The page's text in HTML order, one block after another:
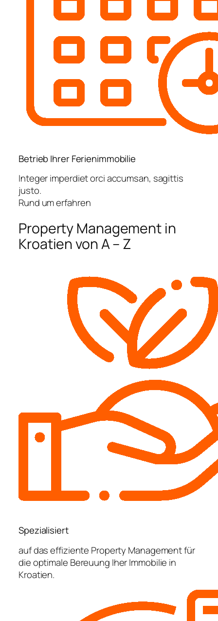
Betrieb Ihrer Ferienimmobilie
Integer imperdiet orci accumsan, sagittis
justo.
Rund um erfahren
Property Management in
Kroatien von A – Z
Spezialisiert
auf das effiziente Property Management für
die optimale Bereuung Iher Immobilie in
Kroatien.